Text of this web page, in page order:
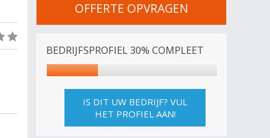
OFFERTE OPVRAGEN
BEDRIJFSPROFIEL 30% COMPLEET
IS DIT UW BEDRIJF? VUL
HET PROFIEL AAN!